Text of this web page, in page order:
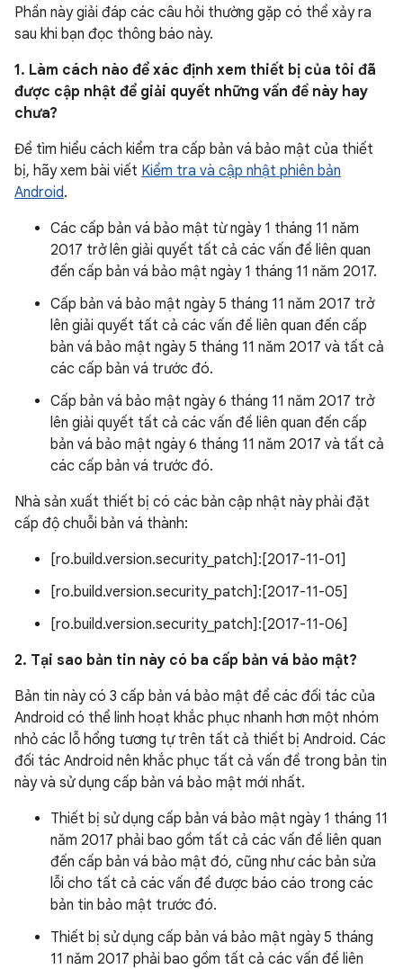
Phần này giải đáp các câu hỏi thường gặp có thể xảy ra
sau khi bạn đọc thông báo này.
1. Làm cách nào để xác định xem thiết bị của tôi đã
được cập nhật để giải quyết những vấn đề này hay
chưa?
Để tìm hiểu cách kiểm tra cấp bản vá bảo mật của thiết
bị, hãy xem bài viết Kiểm tra và cập nhật phiên bản
Android.
Các cấp bản vá bảo mật từ ngày 1 tháng 11 năm
2017 trở lên giải quyết tất cả các vấn đề liên quan
đến cấp bản vá bảo mật ngày 1 tháng 11 năm 2017.
Cấp bản vá bảo mật ngày 5 tháng 11 năm 2017 trở
lên giải quyết tất cả các vấn đề liên quan đến cấp
bản vá bảo mật ngày 5 tháng 11 năm 2017 và tất cả
các cấp bản vá trước đó.
Cấp bản vá bảo mật ngày 6 tháng 11 năm 2017 trở
lên giải quyết tất cả các vấn đề liên quan đến cấp
bản vá bảo mật ngày 6 tháng 11 năm 2017 và tất cả
các cấp bản vá trước đó.
Nhà sản xuất thiết bị có các bản cập nhật này phải đặt
cấp độ chuỗi bản vá thành:
[ro.build.version.security_patch]:[2017-11-01]
[ro.build.version.security_patch]:[2017-11-05]
[ro.build.version.security_patch]:[2017-11-06]
2. Tại sao bản tin này có ba cấp bản vá bảo mật?
Bản tin này có 3 cấp bản vá bảo mật để các đối tác của
Android có thể linh hoạt khắc phục nhanh hơn một nhóm
nhỏ các lỗ hổng tương tự trên tất cả thiết bị Android. Các
đối tác Android nên khắc phục tất cả vấn đề trong bản tin
này và sử dụng cấp bản vá bảo mật mới nhất.
Thiết bị sử dụng cấp bản vá bảo mật ngày 1 tháng 11
năm 2017 phải bao gồm tất cả các vấn đề liên quan
đến cấp bản vá bảo mật đó, cũng như các bản sửa
lỗi cho tất cả các vấn đề được báo cáo trong các
bản tin bảo mật trước đó.
Thiết bị sử dụng cấp bản vá bảo mật ngày 5 tháng
11 năm 2017 phải bao gồm tất cả các vấn đề liên